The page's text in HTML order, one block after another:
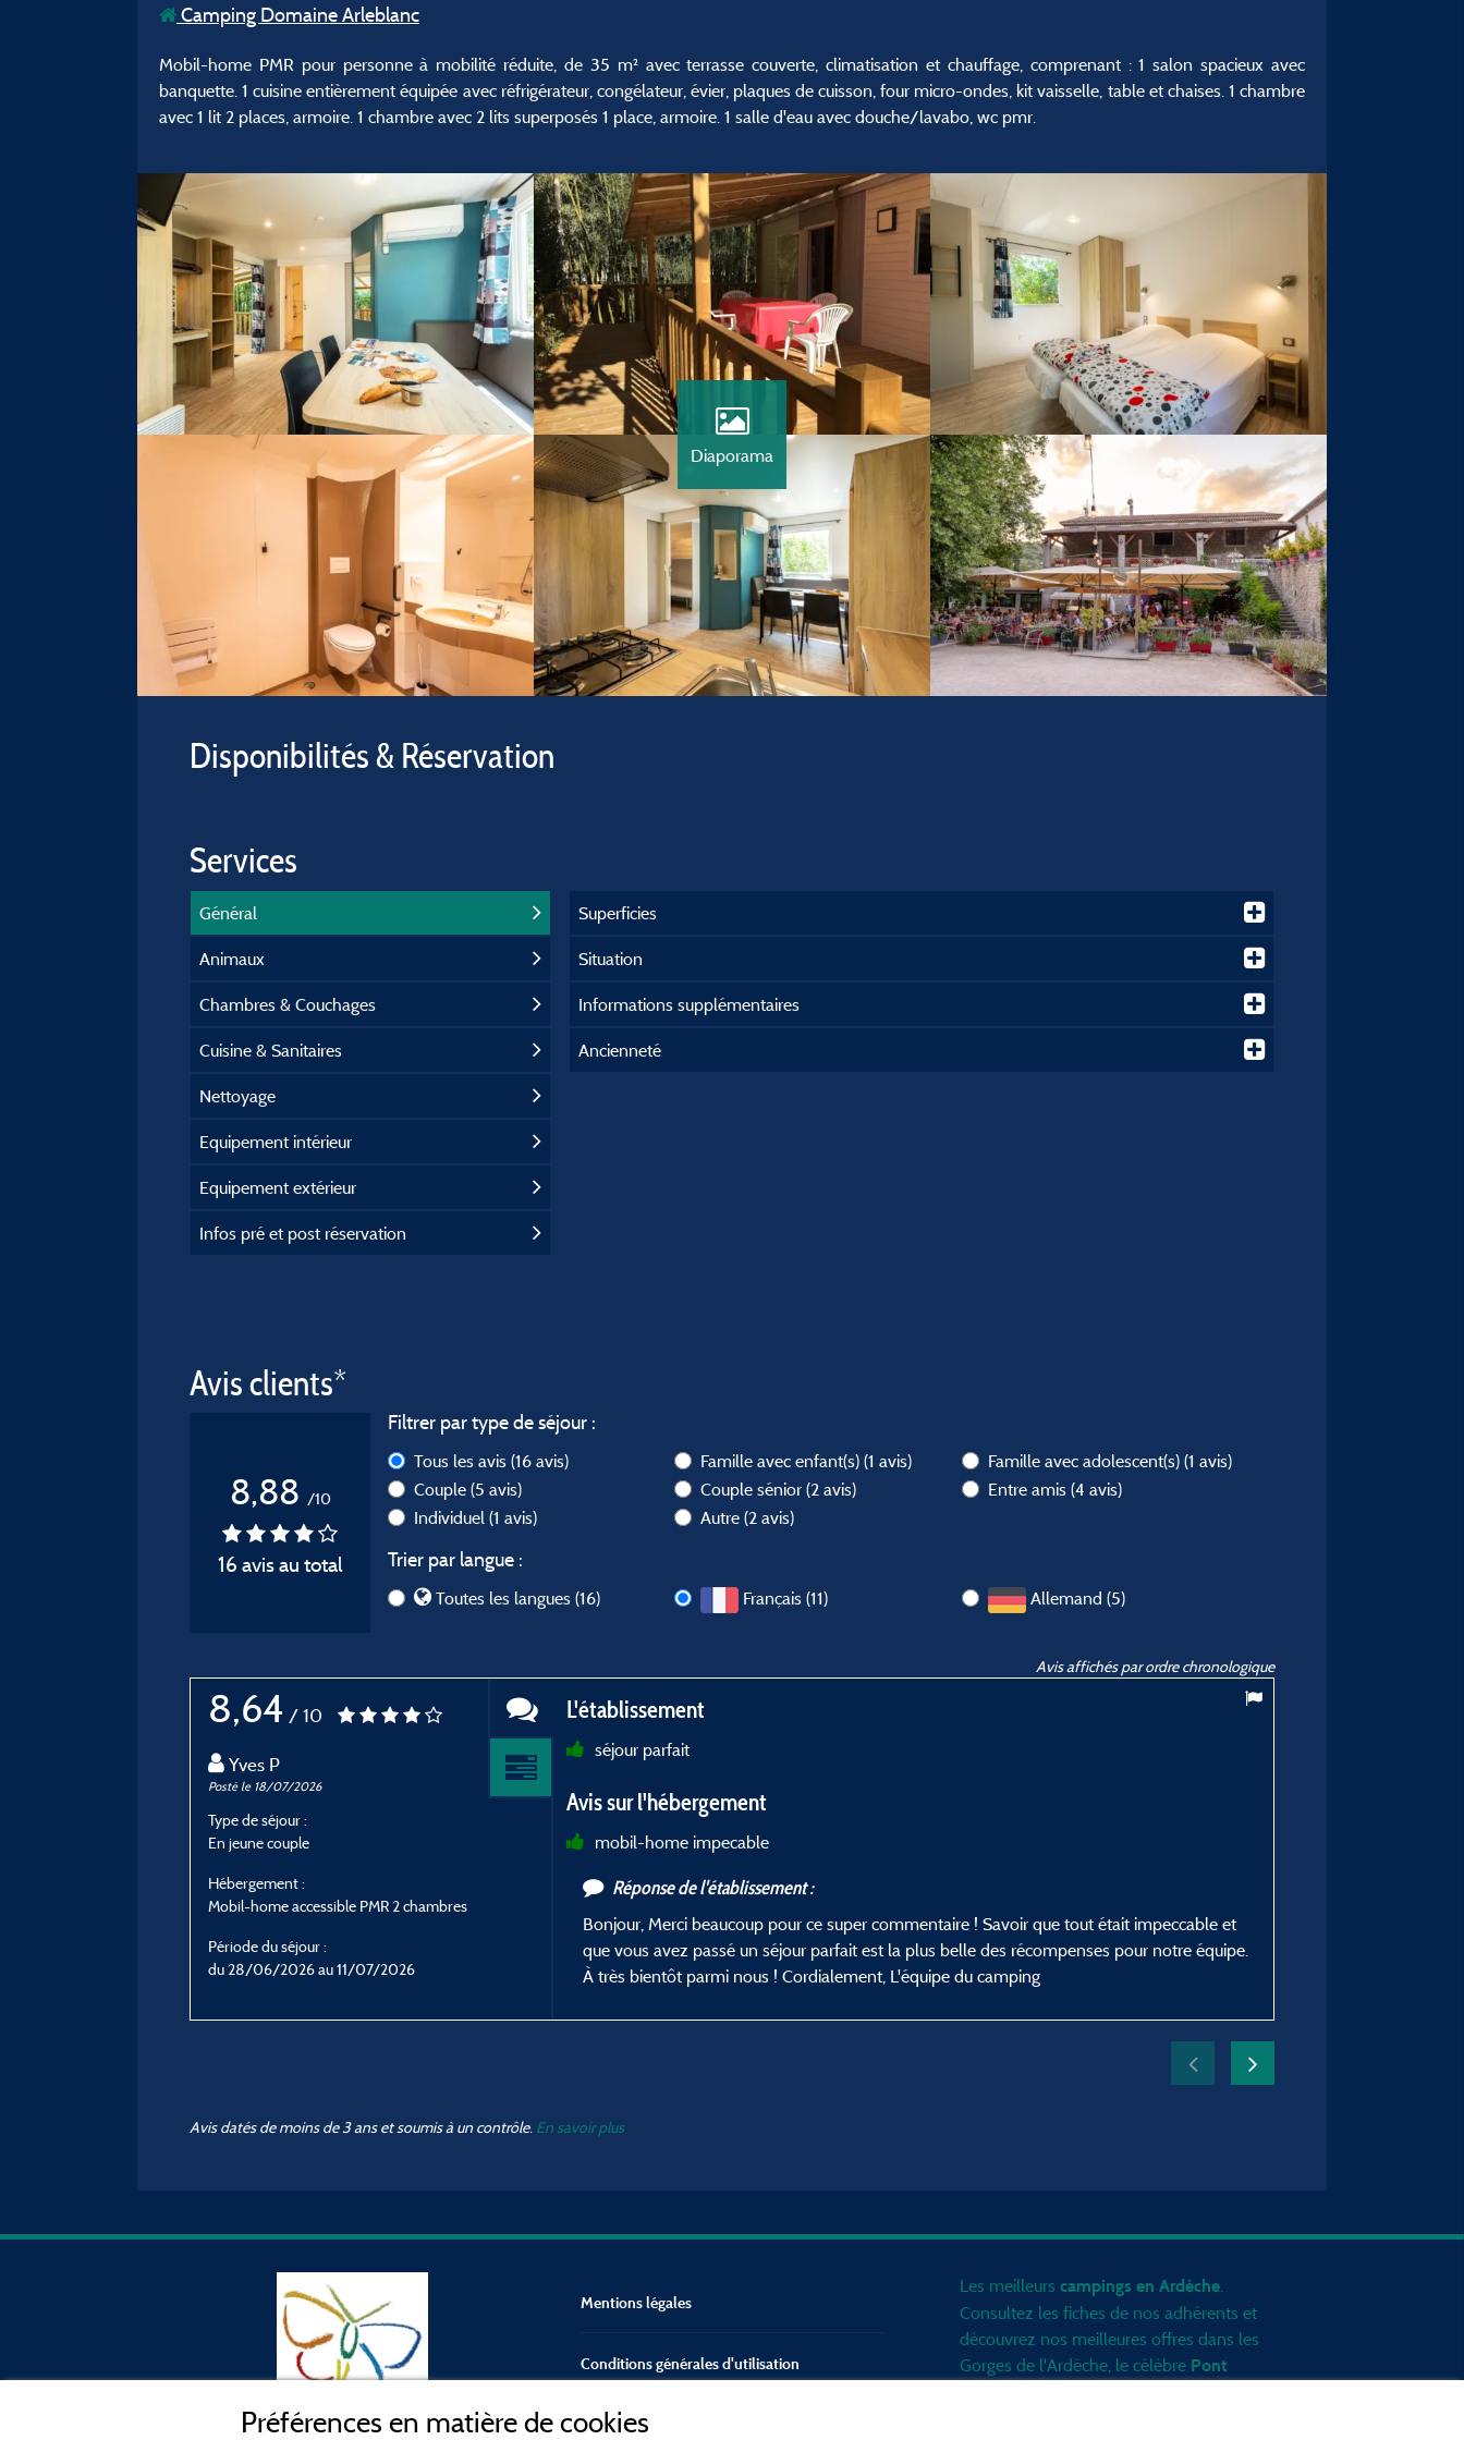
Camping Domaine Arleblanc
Mobil-home PMR pour personne à mobilité réduite, de 35 m² avec terrasse couverte, climatisation et chauffage, comprenant : 1 salon spacieux avec
banquette. 1 cuisine entièrement équipée avec réfrigérateur, congélateur, évier, plaques de cuisson, four micro-ondes, kit vaisselle, table et chaises. 1 chambre
avec 1 lit 2 places, armoire. 1 chambre avec 2 lits superposés 1 place, armoire. 1 salle d'eau avec douche/lavabo, wc pmr.
Diaporama
Disponibilités & Réservation
Services
Général
Animaux
Chambres & Couchages
Cuisine & Sanitaires
Nettoyage
Equipement intérieur
Equipement extérieur
Infos pré et post réservation
Superficies
Situation
Informations supplémentaires
Ancienneté
Avis clients*
8,88 /10
16 avis au total
Filtrer par type de séjour :
Tous les avis (16 avis) Famille avec enfant(s)(1 avis) Famille avec adolescent(s) (1 avis)
Couple (5 avis) Couple sénior(2 avis) Entre amis (4 avis)
Individuel (1 avis) Autre(2 avis)
Trier par langue :
Toutes les langues (16) Français (11) Allemand (5)
Avis affichés par ordre chronologique
8,64 / 10
Yves P
Posté le 18/07/2026
Type de séjour :
En jeune couple
Hébergement :
Mobil-home accessible PMR 2 chambres
Période du séjour :
du 28/06/2026 au 11/07/2026
L'établissement
séjour parfait
Avis sur l'hébergement
mobil-home impecable
Réponse de l'établissement :
Bonjour, Merci beaucoup pour ce super commentaire ! Savoir que tout était impeccable et
que vous avez passé un séjour parfait est la plus belle des récompenses pour notre équipe.
À très bientôt parmi nous ! Cordialement, L'équipe du camping
Avis datés de moins de 3 ans et soumis à un contrôle. En savoir plus
Mentions légales
Conditions générales d'utilisation
Contact
Les meilleurscampings en Ardèche.
Consultez les fiches de nos adhérents et
découvrez nos meilleures offres dans les
Gorges de l'Ardèche, le célèbre Pont
Préférences en matière de cookies